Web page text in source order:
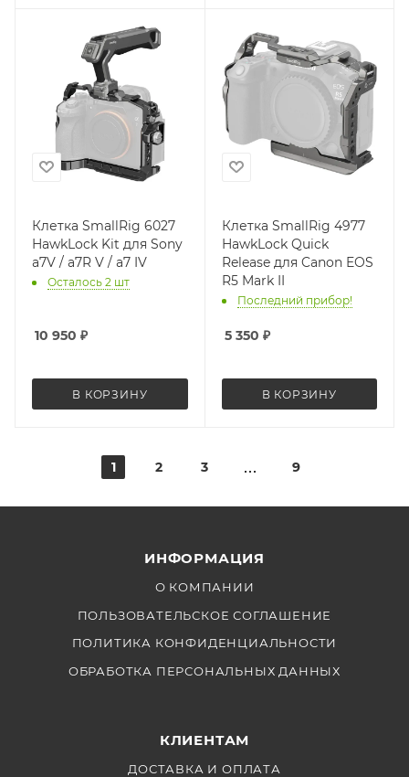
Клетка SmallRig 6027
HawkLock Kit для Sony
a7V / a7R V / a7 IV
Осталось 2 шт
10 950 ₽
В КОРЗИНУ
Клетка SmallRig 4977
HawkLock Quick
Release для Canon EOS
R5 Mark II
Последний прибор!
5 350 ₽
В КОРЗИНУ
1 2 3 9
ИНФОРМАЦИЯ
О КОМПАНИИ
ПОЛЬЗОВАТЕЛЬСКОЕ СОГЛАШЕНИЕ
ПОЛИТИКА КОНФИДЕНЦИАЛЬНОСТИ
ОБРАБОТКА ПЕРСОНАЛЬНЫХ ДАННЫХ
КЛИЕНТАМ
ДОСТАВКА И ОПЛАТА